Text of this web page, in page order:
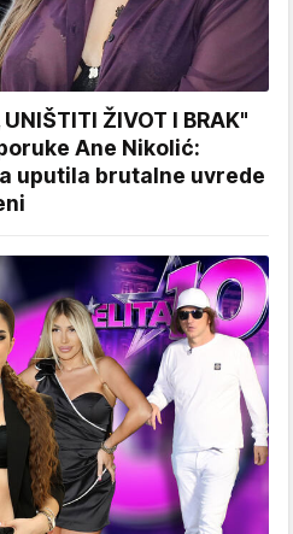
ŽIVOT I BRAK"
Ane Nikolić:
uputila brutalne uvrede